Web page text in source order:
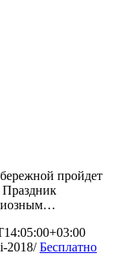
пройдет
Праздник
2018/ Бесплатно